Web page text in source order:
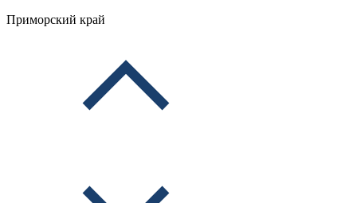
Приморский край